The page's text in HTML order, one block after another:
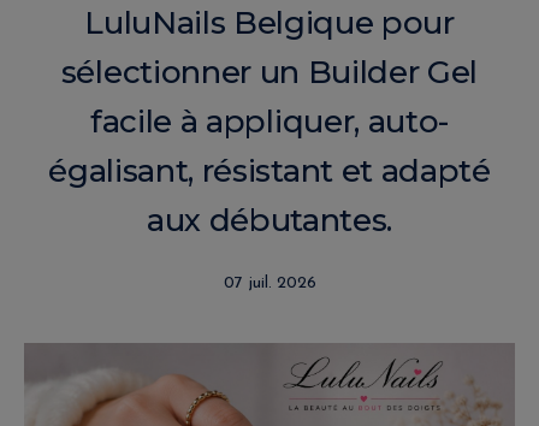
LuluNails Belgique pour
sélectionner un Builder Gel
facile à appliquer, auto-
égalisant, résistant et adapté
aux débutantes.
07 juil. 2026